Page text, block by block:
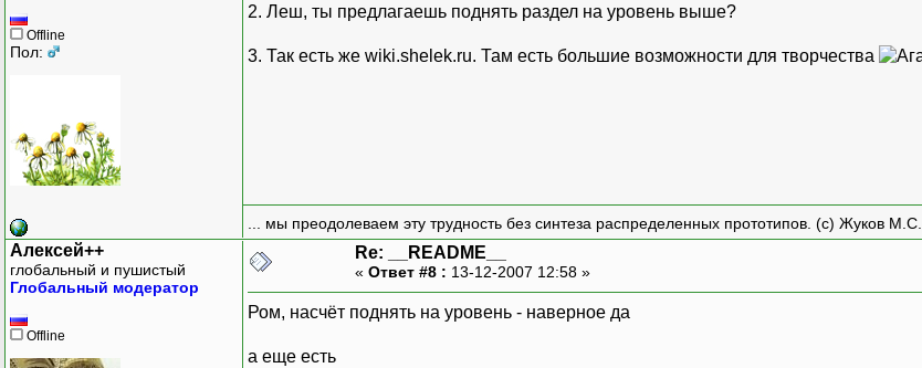
Offline
Пол:
2. Леш, ты предлагаешь поднять раздел на уровень выше?
3. Так есть же wiki.shelek.ru. Там есть большие возможности для творчества
... мы преодолеваем эту трудность без синтеза распределенных прототипов. (с) Жуков М.С.
Алексей++
глобальный и пушистый
Глобальный модератор
Offline
Re: __README__
« Ответ #8 : 13-12-2007 12:58 »
Ром, насчёт поднять на уровень - наверное да
а еще есть